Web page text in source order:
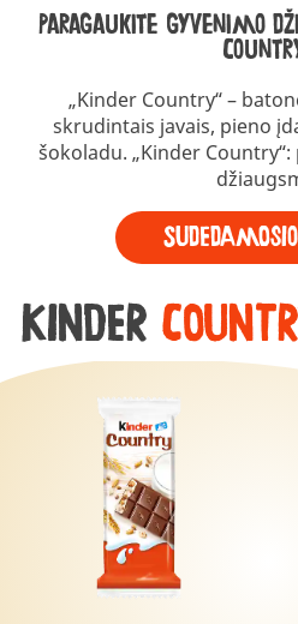
Paragaukite gyvenimo
„Kinder Country“ –
skrudintais javais, pieno
šokoladu. „Kinder
KINDER